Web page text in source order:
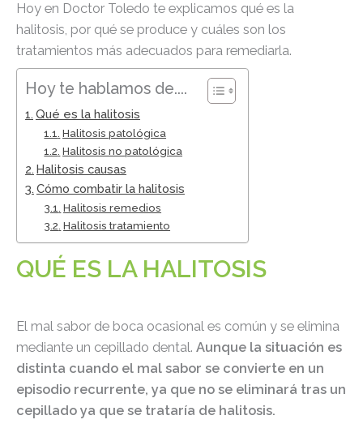
Hoy en Doctor Toledo te explicamos qué es la
halitosis, por qué se produce y cuáles son los
tratamientos más adecuados para remediarla.
Hoy te hablamos de....
Qué es la halitosis
Halitosis patológica
Halitosis no patológica
Halitosis causas
Cómo combatir la halitosis
Halitosis remedios
Halitosis tratamiento
QUÉ ES LA HALITOSIS
El mal sabor de boca ocasional es común y se elimina
mediante un cepillado dental. Aunque la situación es
distinta cuando el mal sabor se convierte en un
episodio recurrente, ya que no se eliminará tras un
cepillado ya que se trataría de halitosis.